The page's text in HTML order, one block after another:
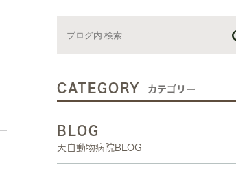
CATEGORY カテゴリー
BLOG
天白動物病院BLOG